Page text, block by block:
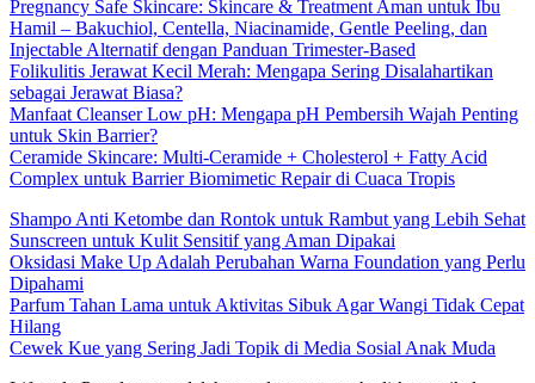
Pregnancy Safe Skincare: Skincare & Treatment Aman untuk Ibu
Hamil – Bakuchiol, Centella, Niacinamide, Gentle Peeling, dan
Injectable Alternatif dengan Panduan Trimester-Based
Folikulitis Jerawat Kecil Merah: Mengapa Sering Disalahartikan
sebagai Jerawat Biasa?
Manfaat Cleanser Low pH: Mengapa pH Pembersih Wajah Penting
untuk Skin Barrier?
Ceramide Skincare: Multi-Ceramide + Cholesterol + Fatty Acid
Complex untuk Barrier Biomimetic Repair di Cuaca Tropis
Shampo Anti Ketombe dan Rontok untuk Rambut yang Lebih Sehat
Sunscreen untuk Kulit Sensitif yang Aman Dipakai
Oksidasi Make Up Adalah Perubahan Warna Foundation yang Perlu
Dipahami
Parfum Tahan Lama untuk Aktivitas Sibuk Agar Wangi Tidak Cepat
Hilang
Cewek Kue yang Sering Jadi Topik di Media Sosial Anak Muda